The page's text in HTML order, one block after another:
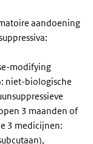
aandoening
modifying
niet-biologische
3 maanden of
3 medicijnen: